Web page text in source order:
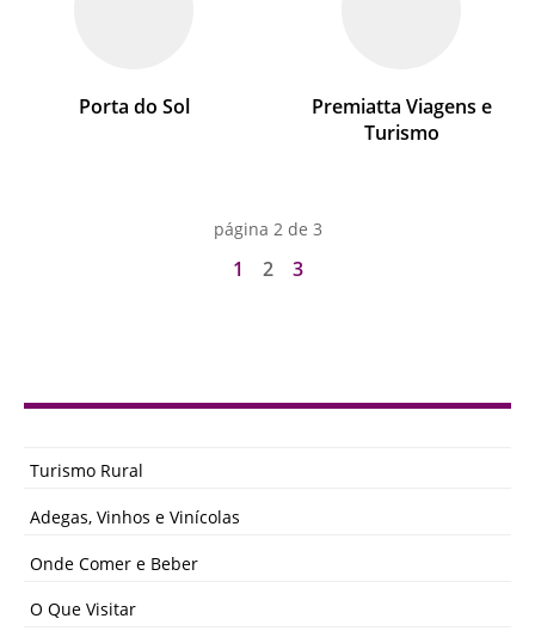
Porta do Sol
Premiatta Viagens e
Turismo
página 2 de 3
1 2 3
Turismo Rural
Adegas, Vinhos e Vinícolas
Onde Comer e Beber
O Que Visitar